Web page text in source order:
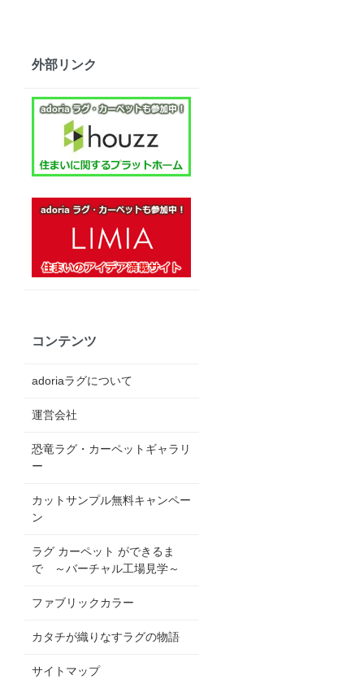
外部リンク
コンテンツ
adoriaラグについて
運営会社
恐竜ラグ・カーペットギャラリ
ー
カットサンプル無料キャンペー
ン
ラグ カーペット ができるま
で ～バーチャル工場見学～
ファブリックカラー
カタチが織りなすラグの物語
サイトマップ